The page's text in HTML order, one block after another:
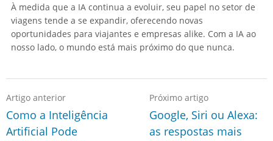
À medida que a IA continua a evoluir, seu papel no setor de
viagens tende a se expandir, oferecendo novas
oportunidades para viajantes e empresas alike. Com a IA ao
nosso lado, o mundo está mais próximo do que nunca.
Artigo anterior
Como a Inteligência
Artificial Pode
Próximo artigo
Google, Siri ou Alexa:
as respostas mais